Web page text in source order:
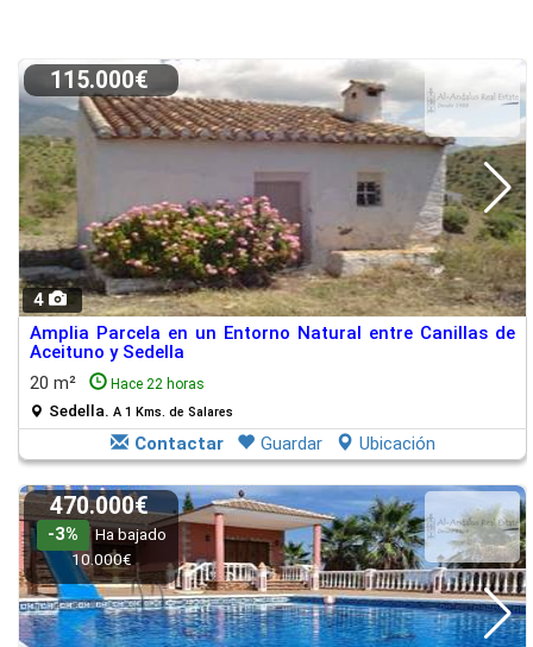
4
115.000€
Amplia Parcela en un Entorno Natural entre Canillas de
Aceituno y Sedella
20 m²
Hace 22 horas
Sedella. A 1 Kms. de Salares
Contactar Guardar Ubicación
470.000€
-3%
Ha bajado
10.000€